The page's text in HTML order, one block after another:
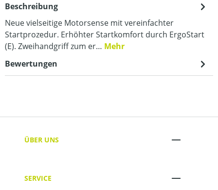
Beschreibung
Neue vielseitige Motorsense mit vereinfachter
Startprozedur. Erhöhter Startkomfort durch ErgoStart
(E). Zweihandgriff zum er… Mehr
Bewertungen
ÜBER UNS
SERVICE